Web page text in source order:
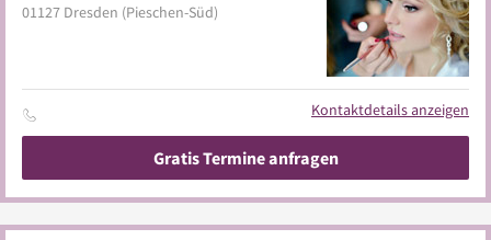
01127 Dresden (Pieschen-Süd)
Kontaktdetails anzeigen
Gratis Termine anfragen